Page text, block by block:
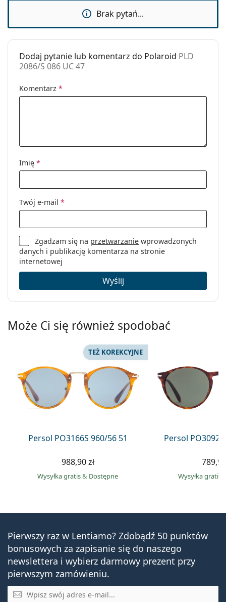
PLD 2086/S 086 UC 47
Brak pytań...
Dodaj pytanie lub komentarz do Polaroid PLD
2086/S 086 UC 47
Komentarz *
Imię *
Twój e-mail *
Zgadzam się na przetwarzanie wprowadzonych
danych i publikację komentarza na stronie
internetowej
Wyślij
Może Ci się również spodobać
Persol PO3166S 960/56 51
TEŻ KOREKCYJNE
988,90 zł
Wysyłka gratis& Dostępne
Persol
Wysyłka gratis
Pierwszy raz w Lentiamo? Zdobądź 50 punktów
bonusowych za zapisanie się do naszego
newslettera i wybierz darmowy prezent przy
pierwszym zamówieniu.
E-mail